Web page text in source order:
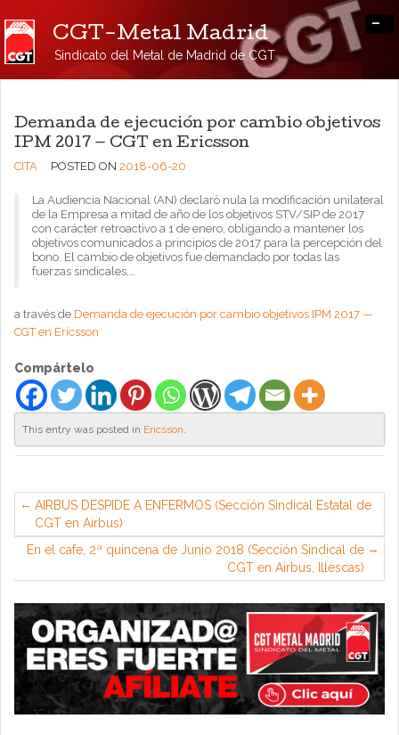
CGT-Metal Madrid
Sindicato del Metal de Madrid de CGT
-
Demanda de ejecución por cambio objetivos
IPM 2017 — CGT en Ericsson
CITA POSTED ON 2018-06-20
La Audiencia Nacional (AN) declaró nula la modificación unilateral
de la Empresa a mitad de año de los objetivos STV/SIP de 2017
con carácter retroactivo a 1 de enero, obligando a mantener los
objetivos comunicados a principios de 2017 para la percepción del
bono. El cambio de objetivos fue demandado por todas las
fuerzas sindicales,…
a través de Demanda de ejecución por cambio objetivos IPM 2017 —
CGT en Ericsson
Compártelo
This entry was posted in Ericsson.
AIRBUS DESPIDE A ENFERMOS (Sección Sindical Estatal de
CGT en Airbus)
En el cafe, 2ª quincena de Junio 2018 (Sección Sindical de
CGT en Airbus, Illescas)